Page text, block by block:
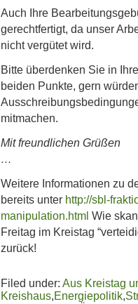
Auch Ihre
gerechtfertigt, da unser
nicht vergütet wird.
Bitte überdenken Sie in
beiden Punkte, gern
mitmachen.
Mit freundlichen Grüßen
…
Weitere Informationen zu
bereits unter http://sbl-
manipulation.html Wie
Freitag im Kreistag
zurück!
Filed under: Aus Kreistag
Kreishaus,Energiepolitik,